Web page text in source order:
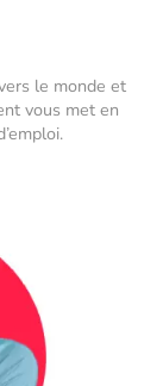
le monde et
vous met en